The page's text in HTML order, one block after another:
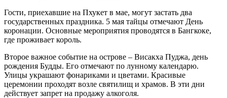
Гости, приехавшие на Пхукет в мае, могут застать два
государственных праздника. 5 мая тайцы отмечают День
коронации. Основные мероприятия проводятся в Бангкоке,
где проживает король.
Второе важное событие на острове – Висакха Пуджа, день
рождения Будды. Его отмечают по лунному календарю.
Улицы украшают фонариками и цветами. Красивые
церемонии проходят возле святилищ и храмов. В эти дни
действует запрет на продажу алкоголя.